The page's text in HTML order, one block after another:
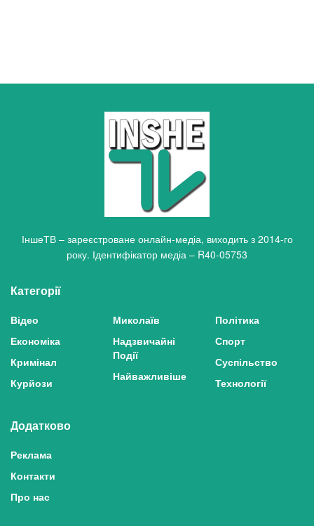
ІншеТВ – зареєстроване онлайн-медіа, виходить з 2014-го
року. Ідентифікатор медіа – R40-05753
Категорії
Відео
Економіка
Кримінал
Курйози
Миколаїв
Надзвичайні
Події
Найважливіше
Політика
Спорт
Суспільство
Технології
Додатково
Реклама
Контакти
Про нас